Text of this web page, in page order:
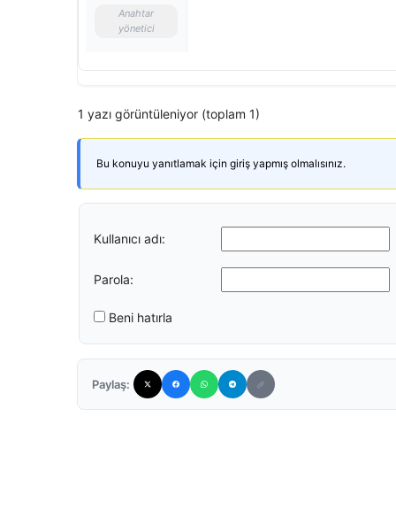
Anahtar
yönetici
1 yazı görüntüleniyor (toplam 1)
Bu konuyu yanıtlamak için giriş yapmış olmalısınız.
Kullanıcı adı:
Parola:
Beni hatırla
Paylaş: